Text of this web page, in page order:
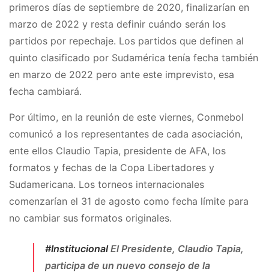
primeros días de septiembre de 2020, finalizarían en
marzo de 2022 y resta definir cuándo serán los
partidos por repechaje. Los partidos que definen al
quinto clasificado por Sudamérica tenía fecha también
en marzo de 2022 pero ante este imprevisto, esa
fecha cambiará.
Por último, en la reunión de este viernes, Conmebol
comunicó a los representantes de cada asociación,
ente ellos Claudio Tapia, presidente de AFA, los
formatos y fechas de la Copa Libertadores y
Sudamericana. Los torneos internacionales
comenzarían el 31 de agosto como fecha límite para
no cambiar sus formatos originales.
#InstitucionalEl Presidente, Claudio Tapia,
participa de un nuevo consejo de la